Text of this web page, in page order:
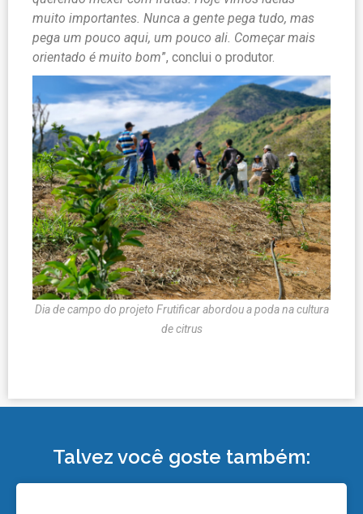
muito importantes. Nunca a gente pega tudo, mas
pega um pouco aqui, um pouco ali. Começar mais
orientado é muito bom”, conclui o produtor.
Dia de campo do projeto Frutificar abordou a poda na cultura
de citrus
Talvez você goste também: